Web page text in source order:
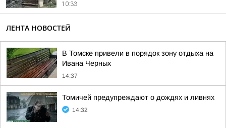
10:33
ЛЕНТА НОВОСТЕЙ
В Томске привели в порядок зону отдыха на
Ивана Черных
14:37
Томичей предупреждают о дождях и ливнях
14:32